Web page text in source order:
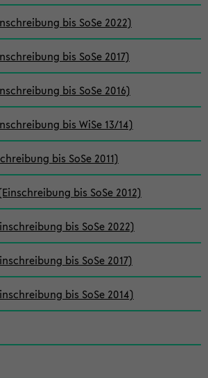
bis SoSe 2022)
bis SoSe 2017)
bis SoSe 2016)
bis WiSe 13/14)
bis SoSe 2011)
bis SoSe 2012)
bis SoSe 2022)
bis SoSe 2017)
bis SoSe 2014)